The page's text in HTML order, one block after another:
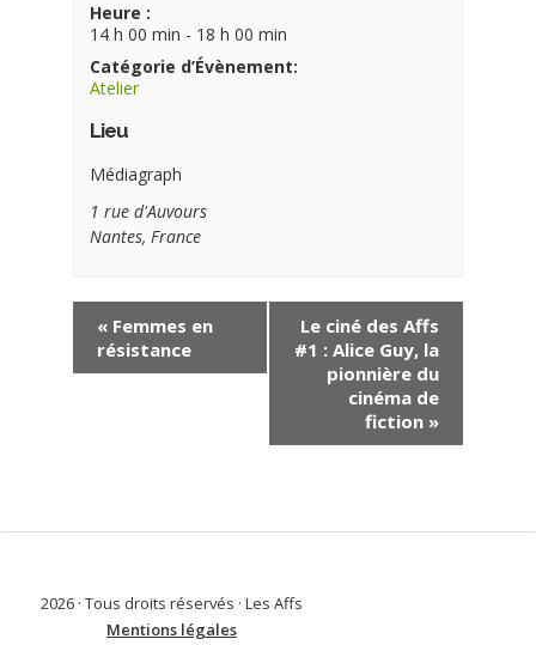
Heure :
14 h 00 min - 18 h 00 min
Catégorie d’Évènement:
Atelier
Lieu
Médiagraph
1 rue d'Auvours
Nantes, France
« Femmes en
résistance
Le ciné des Affs
#1 : Alice Guy, la
pionnière du
cinéma de
fiction »
2026 · Tous droits réservés · Les Affs
Mentions légales